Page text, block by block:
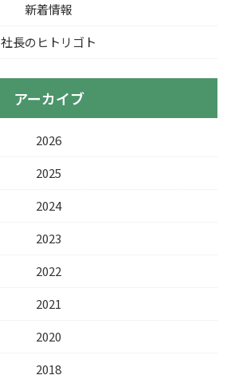
新着情報
社長のヒトリゴト
アーカイブ
2026
2025
2024
2023
2022
2021
2020
2018